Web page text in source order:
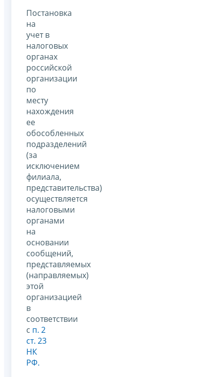
Постановка
на
учет в
налоговых
органах
российской
организации
по
месту
нахождения
ее
обособленных
подразделений
(за
исключением
филиала,
представительства)
осуществляется
налоговыми
органами
на
основании
сообщений,
представляемых
(направляемых)
этой
организацией
в
соответствии
с п. 2
ст. 23
НК
РФ.